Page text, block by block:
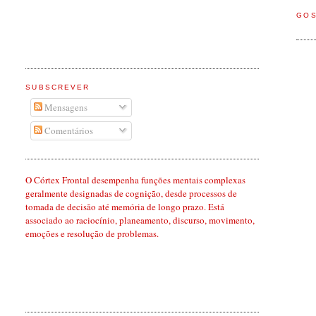
SUBSCREVER
Mensagens
Comentários
O Córtex Frontal desempenha funções mentais complexas
geralmente designadas de cognição, desde processos de
tomada de decisão até memória de longo prazo. Está
associado ao raciocínio, planeamento, discurso, movimento,
emoções e resolução de problemas.